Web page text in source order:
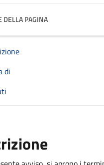
DELLA PAGINA
di